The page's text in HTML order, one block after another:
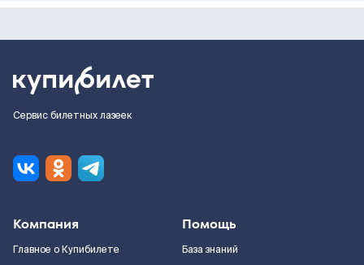
Сервис билетных лазеек
Компания
Главное о Купибилете
Помощь
База знаний